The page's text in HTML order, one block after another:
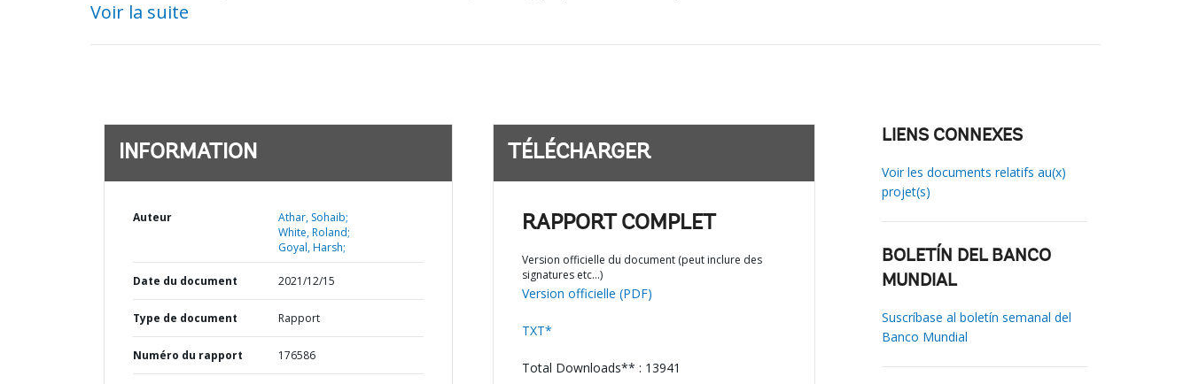
Voir la suite
INFORMATION
Auteur
Athar, Sohaib;
White, Roland;
Goyal, Harsh;
Date du document 2021/12/15
Type de document Rapport
Numéro du rapport 176586
TÉLÉCHARGER
RAPPORT COMPLET
Version officielle du document (peut inclure des
signatures etc…)
Version officielle (PDF)
TXT*
Total Downloads** : 13941
LIENS CONNEXES
Voir les documents relatifs au(x)
projet(s)
BOLETÍN DEL BANCO
MUNDIAL
Suscríbase al boletín semanal del
Banco Mundial